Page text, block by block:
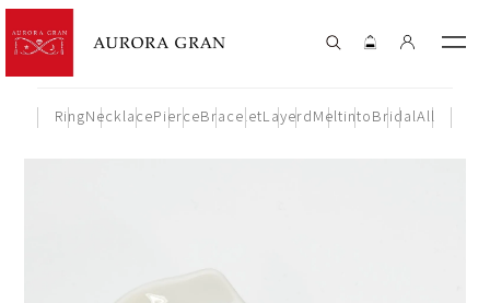
RingNecklacePierceBraceletLayerdMeltintoBridalAll